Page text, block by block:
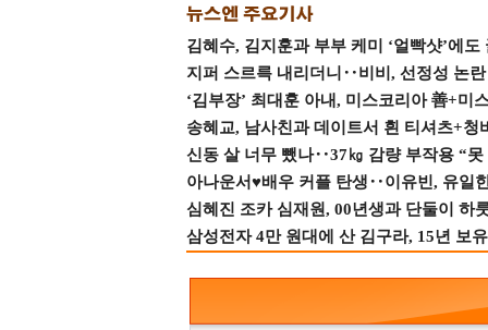
김혜수, 김지훈과 부부 케미 ‘얼빡샷’에도
지퍼 스르륵 내리더니‥비비, 선정성 논
‘김부장’ 최대훈 아내, 미스코리아 善+미
송혜교, 남사친과 데이트서 흰 티셔츠+
신동 살 너무 뺐나‥37㎏ 감량 부작용 “
아나운서♥배우 커플 탄생‥이유빈, 유일
심혜진 조카 심재원, 00년생과 단둘이 하
삼성전자 4만 원대에 산 김구라, 15년 보